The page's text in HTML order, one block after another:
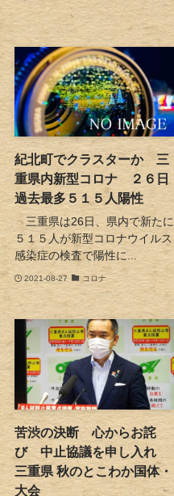
紀北町でクラスターか 三
重県内新型コロナ ２６日
過去最多５１５人陽性
三重県は26日、県内で新たに
５１５人が新型コロナウイルス
感染症の検査で陽性に...
2021-08-27 コロナ
苦渋の決断 心からお詫
び 中止協議を申し入れ
三重県 秋のとこわか国体・
大会